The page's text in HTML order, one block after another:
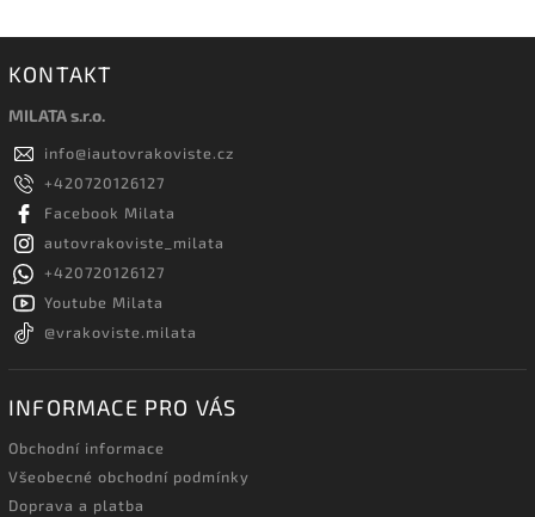
KONTAKT
MILATA s.r.o.
info@iautovrakoviste.cz
+420720126127
Facebook Milata
autovrakoviste_milata
+420720126127
Youtube Milata
@vrakoviste.milata
INFORMACE PRO VÁS
Obchodní informace
Všeobecné obchodní podmínky
Doprava a platba